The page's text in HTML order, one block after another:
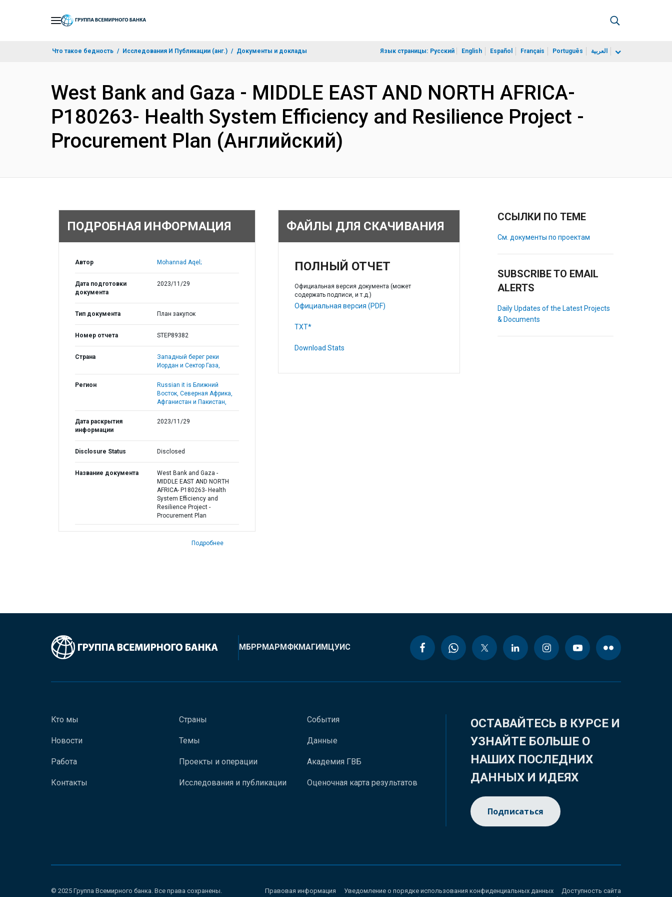
Что такое бедность Исследования И Публикации (анг.) Документы и доклады Язык страницы: Русский English Español Français Português العربية
West Bank and Gaza - MIDDLE EAST AND NORTH AFRICA-
P180263- Health System Efficiency and Resilience Project -
Procurement Plan (Английский)
ПОДРОБНАЯ ИНФОРМАЦИЯ
Автор Mohannad Aqel;
Дата подготовки
документа
2023/11/29
Тип документа План закупок
Номер отчета STEP89382
Страна
Западный берег реки
Иордан и Сектор Газа,
Регион
Russian it is Ближний
Восток, Северная Африка,
Афганистан и Пакистан,
Дата раскрытия
информации
2023/11/29
Disclosure Status Disclosed
Название документа
West Bank and Gaza -
MIDDLE EAST AND NORTH
AFRICA- P180263- Health
System Efficiency and
Resilience Project -
Procurement Plan
Подробнее
ФАЙЛЫ ДЛЯ СКАЧИВАНИЯ
ПОЛНЫЙ ОТЧЕТ
Официальная версия документа (может
содержать подписи, и т.д.)
Официальная версия (PDF)
TXT*
Download Stats
ССЫЛКИ ПО ТЕМЕ
См. документы по проектам
SUBSCRIBE TO EMAIL
ALERTS
Daily Updates of the Latest Projects
& Documents
МБРРМАРМФКМАГИМЦУИС
Кто мы
Новости
Работа
Контакты
Страны
Темы
Проекты и операции
Исследования и публикации
События
Данные
Академия ГВБ
Оценочная карта результатов
ОСТАВАЙТЕСЬ В КУРСЕ И
УЗНАЙТЕ БОЛЬШЕ О
НАШИХ ПОСЛЕДНИХ
ДАННЫХ И ИДЕЯХ
Подписаться
© 2025 Группа Всемирного банка. Все права сохранены. Правовая информация Уведомление о порядке использования конфиденциальных данных
Доступность сайта